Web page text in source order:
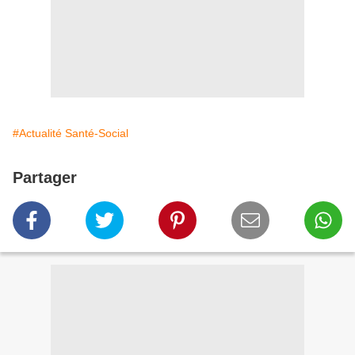
#Actualité Santé-Social
Partager